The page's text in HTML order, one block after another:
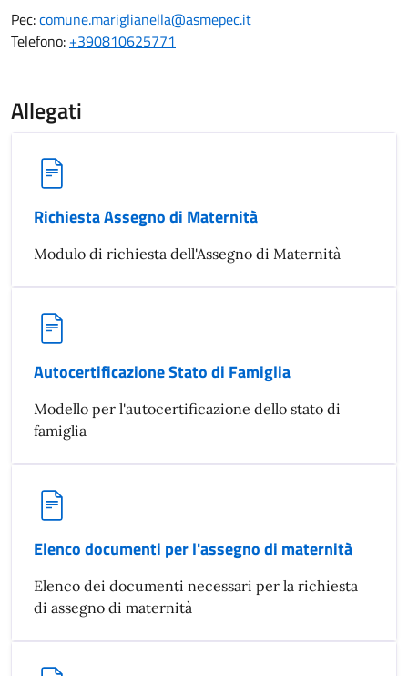
Pec:comune.mariglianella@asmepec.it
Telefono: +390810625771
Allegati
Richiesta Assegno di Maternità
Modulo di richiesta dell'Assegno di Maternità
Autocertificazione Stato di Famiglia
Modello per l'autocertificazione dello stato di
famiglia
Elenco documenti per l'assegno di maternità
Elenco dei documenti necessari per la richiesta
di assegno di maternità